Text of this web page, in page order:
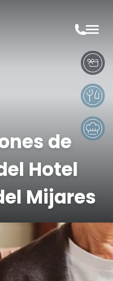
de
Hotel
Mijares